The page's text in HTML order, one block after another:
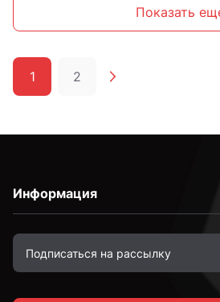
Показать
1 2
Информация